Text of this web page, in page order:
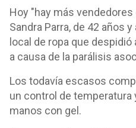
Hoy "hay más vendedores
Sandra Parra, de 42 años
local de ropa que
a causa de la parálisis
Los todavía escasos
un control de
manos con gel.